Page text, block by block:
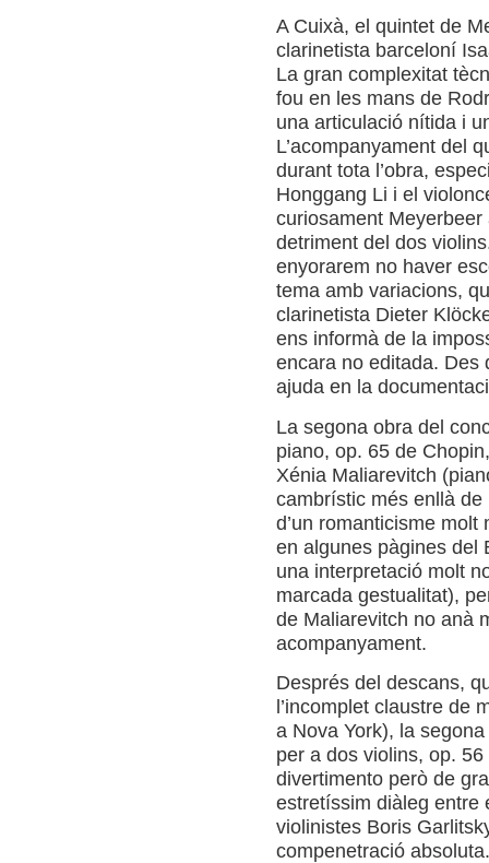
A Cuixà, el quintet de
clarinetista barceloní
La gran complexitat
fou en les mans de
una articulació nítida i
L’acompanyament del
durant tota l’obra,
Honggang Li i el
curiosament
detriment del dos
enyorarem no haver
tema amb variacions,
clarinetista Dieter
ens informà de la
encara no editada. Des
ajuda en la
La segona obra del
piano, op. 65 de
Xénia Maliarevitch
cambrístic més enllà
d’un romanticisme
en algunes pàgines del
una interpretació molt
marcada gestualitat),
de Maliarevitch no anà
acompanyament.
Després del descans,
l’incomplet claustre de
a Nova York), la
per a dos violins, op.
divertimento però de
estretíssim diàleg entre
violinistes Boris
compenetració absoluta.